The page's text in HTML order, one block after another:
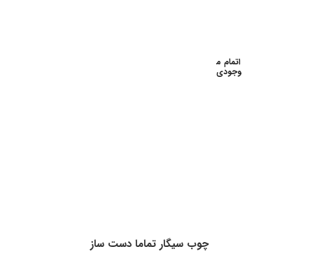
اتمام م
وجودی
چوب سیگار تماما دست ساز